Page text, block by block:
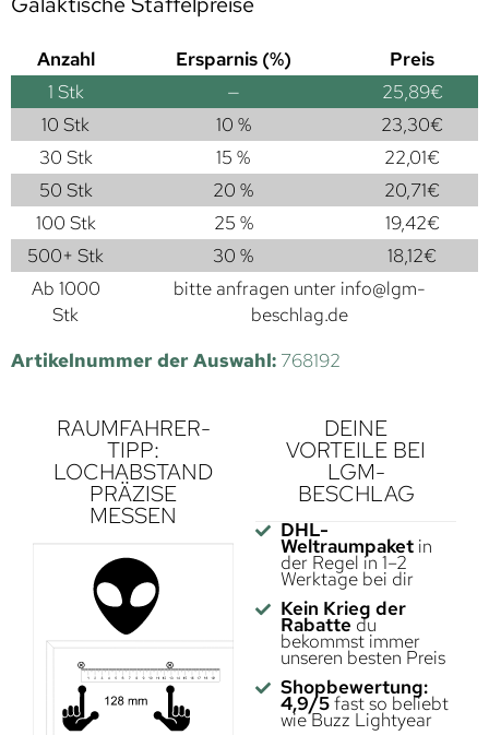
Anzahl Ersparnis (%)
Preis
1 Stk — 25,89€
10 Stk
10 % 23,30€
30 Stk
15 % 22,01€
50 Stk
20 % 20,71€
100 Stk
25 % 19,42€
500+ Stk
30 % 18,12€
Ab 1000
Stk
bitte anfragen unter info@lgm-
beschlag.de
Artikelnummer der Auswahl: 768192
RAUMFAHRER-
TIPP:
LOCHABSTAND
PRÄZISE
MESSEN
DEINE
VORTEILE BEI
LGM-
BESCHLAG
DHL-
Weltraumpaketin
der Regel in 1–2
Werktage bei dir
Kein Krieg der
Rabatte du
bekommst immer
unseren besten Preis
Shopbewertung:
4,9/5fast so beliebt
wie Buzz Lightyear